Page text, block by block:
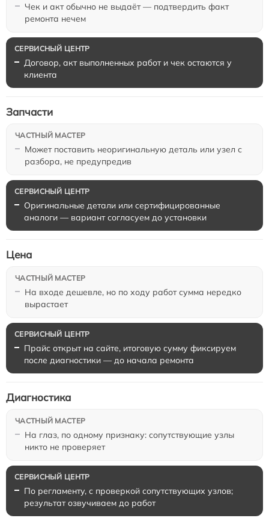
Чек и акт обычно не выдаёт — подтвердить факт
ремонта нечем
Договор, акт выполненных работ и чек остаются у
клиента
Может поставить неоригинальную деталь или узел с
разбора, не предупредив
Запчасти
Оригинальные детали или сертифицированные
аналоги — вариант согласуем до установки
На входе дешевле, но по ходу работ сумма нередко
вырастает
Цена
Прайс открыт на сайте, итоговую сумму фиксируем
после диагностики — до начала ремонта
На глаз, по одному признаку: сопутствующие узлы
никто не проверяет
Диагностика
По регламенту, с проверкой сопутствующих узлов;
результат озвучиваем до работ